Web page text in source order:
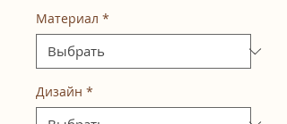
Материал *
Дизайн *